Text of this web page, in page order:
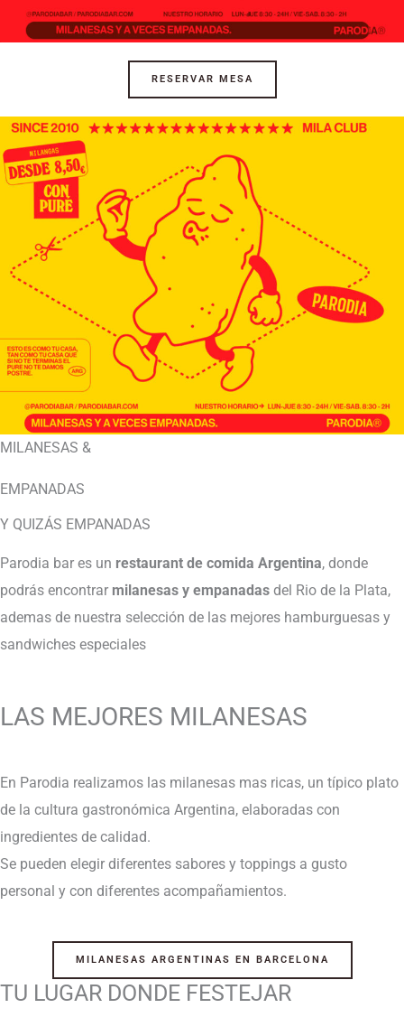
RESERVAR MESA
MILANESAS &
EMPANADAS
Y QUIZÁS EMPANADAS
Parodia bar es un restaurant de comida Argentina, donde
podrás encontrar milanesas y empanadas del Rio de la Plata,
ademas de nuestra selección de las mejores hamburguesas y
sandwiches especiales
LAS MEJORES MILANESAS
En Parodia realizamos las milanesas mas ricas, un típico plato
de la cultura gastronómica Argentina, elaboradas con
ingredientes de calidad.
Se pueden elegir diferentes sabores y toppings a gusto
personal y con diferentes acompañamientos.
MILANESAS ARGENTINAS EN BARCELONA
TU LUGAR DONDE FESTEJAR